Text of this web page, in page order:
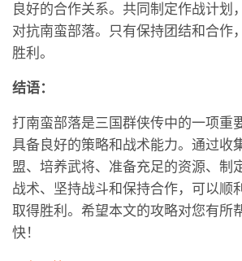
良好的合作关系。共同制定作战计划
对抗南蛮部落。只有保持团结和合作
胜利。
结语：
打南蛮部落是三国群侠传中的一项重
具备良好的策略和战术能力。通过收
盟、培养武将、准备充足的资源、制
战术、坚持战斗和保持合作，可以顺
取得胜利。希望本文的攻略对您有所
快！